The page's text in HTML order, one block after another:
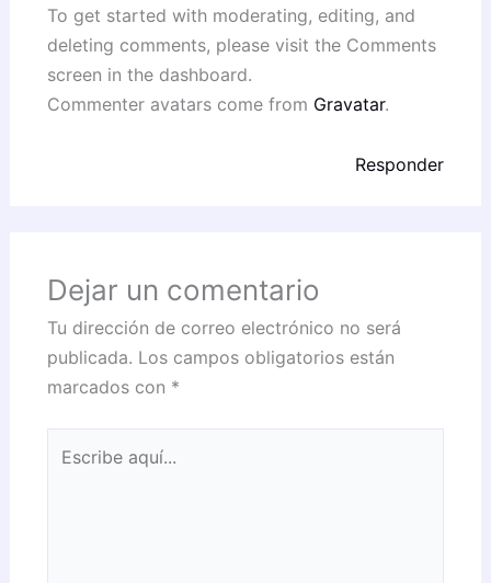
To get started with moderating, editing, and
deleting comments, please visit the Comments
screen in the dashboard.
Commenter avatars come from Gravatar.
Responder
Dejar un comentario
Tu dirección de correo electrónico no será
publicada. Los campos obligatorios están
marcados con *
aquí...